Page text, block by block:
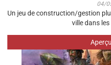
04/
Un jeu de construction/gestion
ville dans